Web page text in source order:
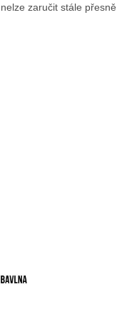
zaručit stále